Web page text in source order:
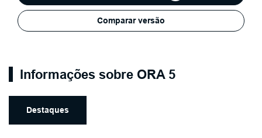
Comparar versão
Informações sobre ORA 5
Destaques